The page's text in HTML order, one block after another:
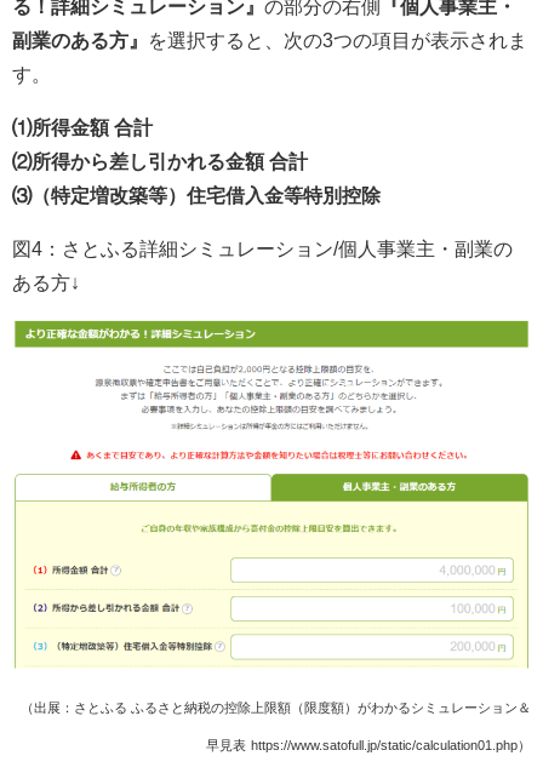
る！詳細シミュレーション』 の部分の右側
『個人事業主・
副業のある方』
を選択すると、次の3つの項目が表示されま
す。
⑴所得金額 合計
⑵所得から差し引かれる金額 合計
⑶（特定増改築等）住宅借入金等特別控除
図4：さとふる詳細シミュレーション/個人事業主・副業の
ある方↓
（出展：さとふる ふるさと納税の控除上限額（限度額）がわかるシミュレーション＆
早見表 https://www.satofull.jp/static/calculation01.php）